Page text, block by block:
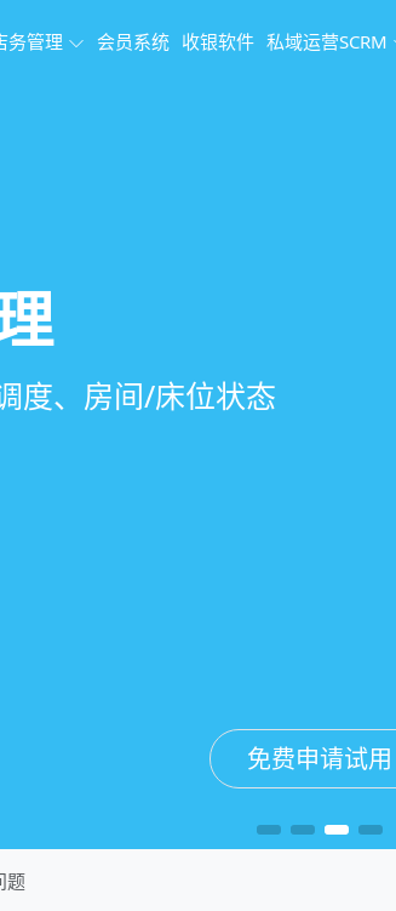
务管理 会员系统 收银软件 私域运营SCRM
系统
、会员、财务、营
免费申请试用
销、客户关怀，提
免费申请试用
度、房间/床位状态
免费申请试用
追踪
、效果对比，数据
免费申请试用
题